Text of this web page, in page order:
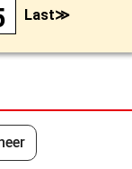
Last≫